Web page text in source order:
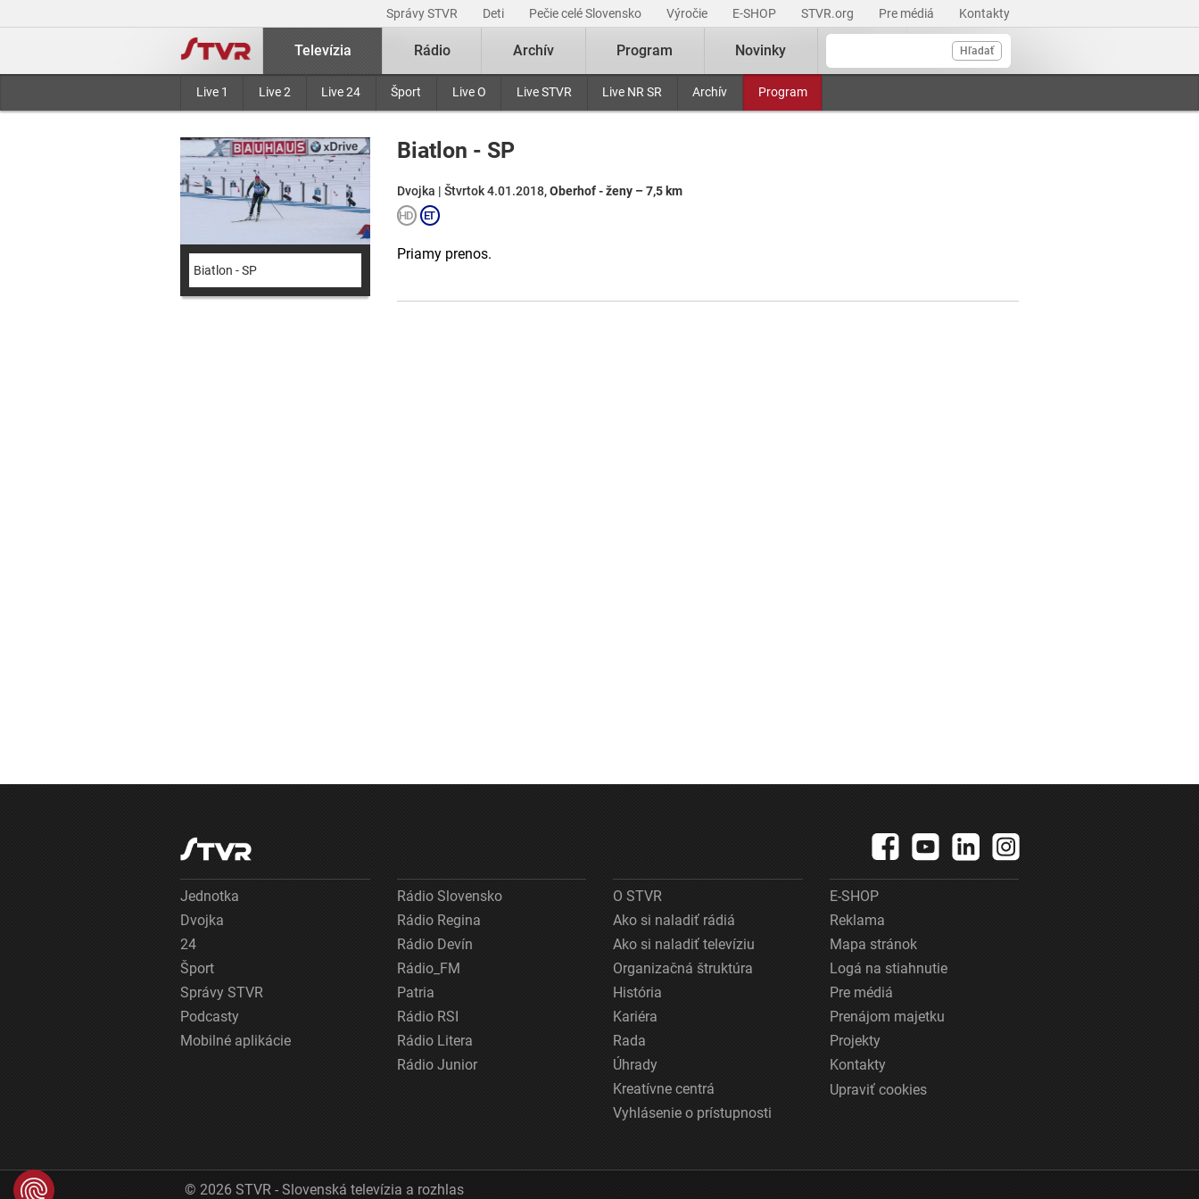
Správy STVR Deti Pečie celé Slovensko Výročie E-SHOP STVR.org Pre médiá Kontakty
Hľadať
Televízia
Live 1 Live 2 Live 24 Šport Live O Live STVR Live NR SR Archív Program
Rádio Archív Program Novinky
Biatlon - SP
Biatlon - SP
Dvojka | Štvrtok 4.01.2018,Oberhof - ženy – 7,5 km
Priamy prenos.
Jednotka
Dvojka
24
Šport
Správy STVR
Podcasty
Mobilné aplikácie
Rádio Slovensko
Rádio Regina
Rádio Devín
Rádio_FM
Patria
Rádio RSI
Rádio Litera
Rádio Junior
O STVR
Ako si naladiť rádiá
Ako si naladiť televíziu
Organizačná štruktúra
História
Kariéra
Rada
Úhrady
Kreatívne centrá
Vyhlásenie o prístupnosti
E-SHOP
Reklama
Mapa stránok
Logá na stiahnutie
Pre médiá
Prenájom majetku
Projekty
Kontakty
Upraviť cookies
© 2026 STVR - Slovenská televízia a rozhlas